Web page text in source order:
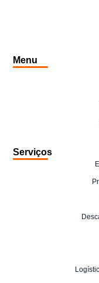
Menu
Serviços